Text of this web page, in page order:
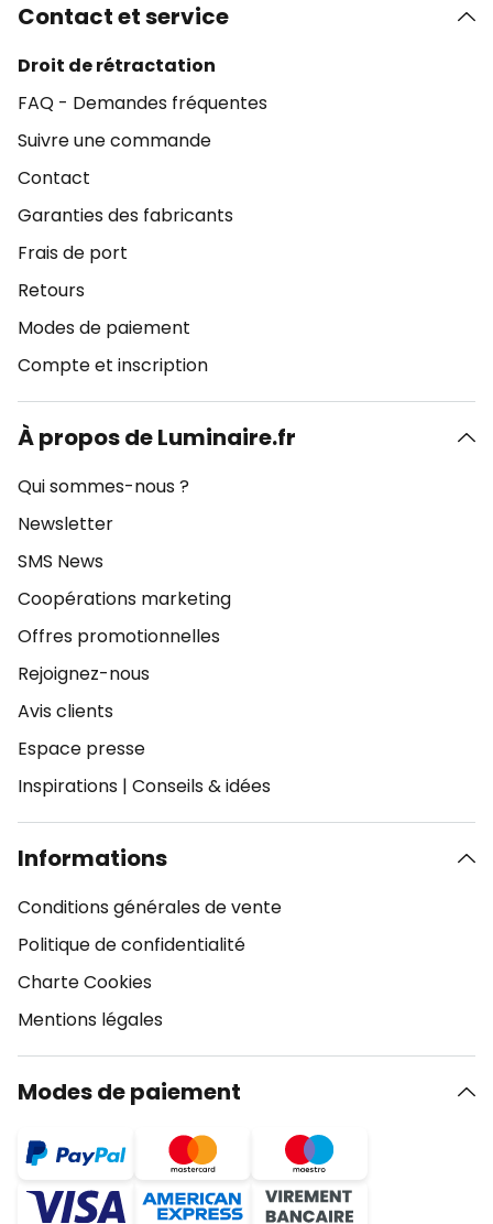
Contact et service
Droit de rétractation
FAQ - Demandes fréquentes
Suivre une commande
Contact
Garanties des fabricants
Frais de port
Retours
Modes de paiement
Compte et inscription
À propos de Luminaire.fr
Qui sommes-nous ?
Newsletter
SMS News
Coopérations marketing
Offres promotionnelles
Rejoignez-nous
Avis clients
Espace presse
Inspirations | Conseils & idées
Informations
Conditions générales de vente
Politique de confidentialité
Charte Cookies
Mentions légales
Modes de paiement